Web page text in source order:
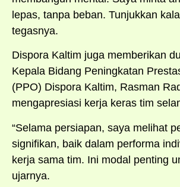
lepas, tanpa beban. Tunjukkan
tegasnya.
Dispora Kaltim juga memberikan
Kepala Bidang Peningkatan
(PPO) Dispora Kaltim, Rasman
mengapresiasi kerja keras tim
“Selama persiapan, saya melihat
signifikan, baik dalam performa
kerja sama tim. Ini modal penting
ujarnya.